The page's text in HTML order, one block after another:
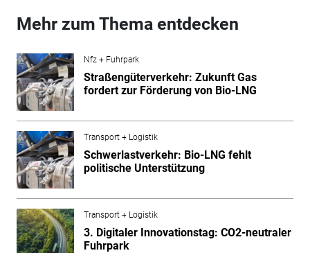
Mehr zum Thema entdecken
Nfz + Fuhrpark
Straßengüterverkehr: Zukunft Gas
fordert zur Förderung von Bio-LNG
Transport + Logistik
Schwerlastverkehr: Bio-LNG fehlt
politische Unterstützung
Transport + Logistik
3. Digitaler Innovationstag: CO2-neutraler
Fuhrpark